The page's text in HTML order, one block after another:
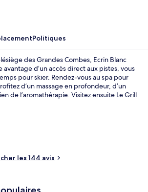
Politiques
des Grandes Combes, Ecrin Blanc
avantage d’un accès direct aux pistes, vous
pour skier. Rendez-vous au spa pour
d’un massage en profondeur, d’un
de l’aromathérapie. Visitez ensuite Le Grill
saillants figurent 8 piscines intérieures, un
une piscine extérieure. Les skieurs
laissez-passer, au rangement pour les skis
d’équipement.
les 144 avis